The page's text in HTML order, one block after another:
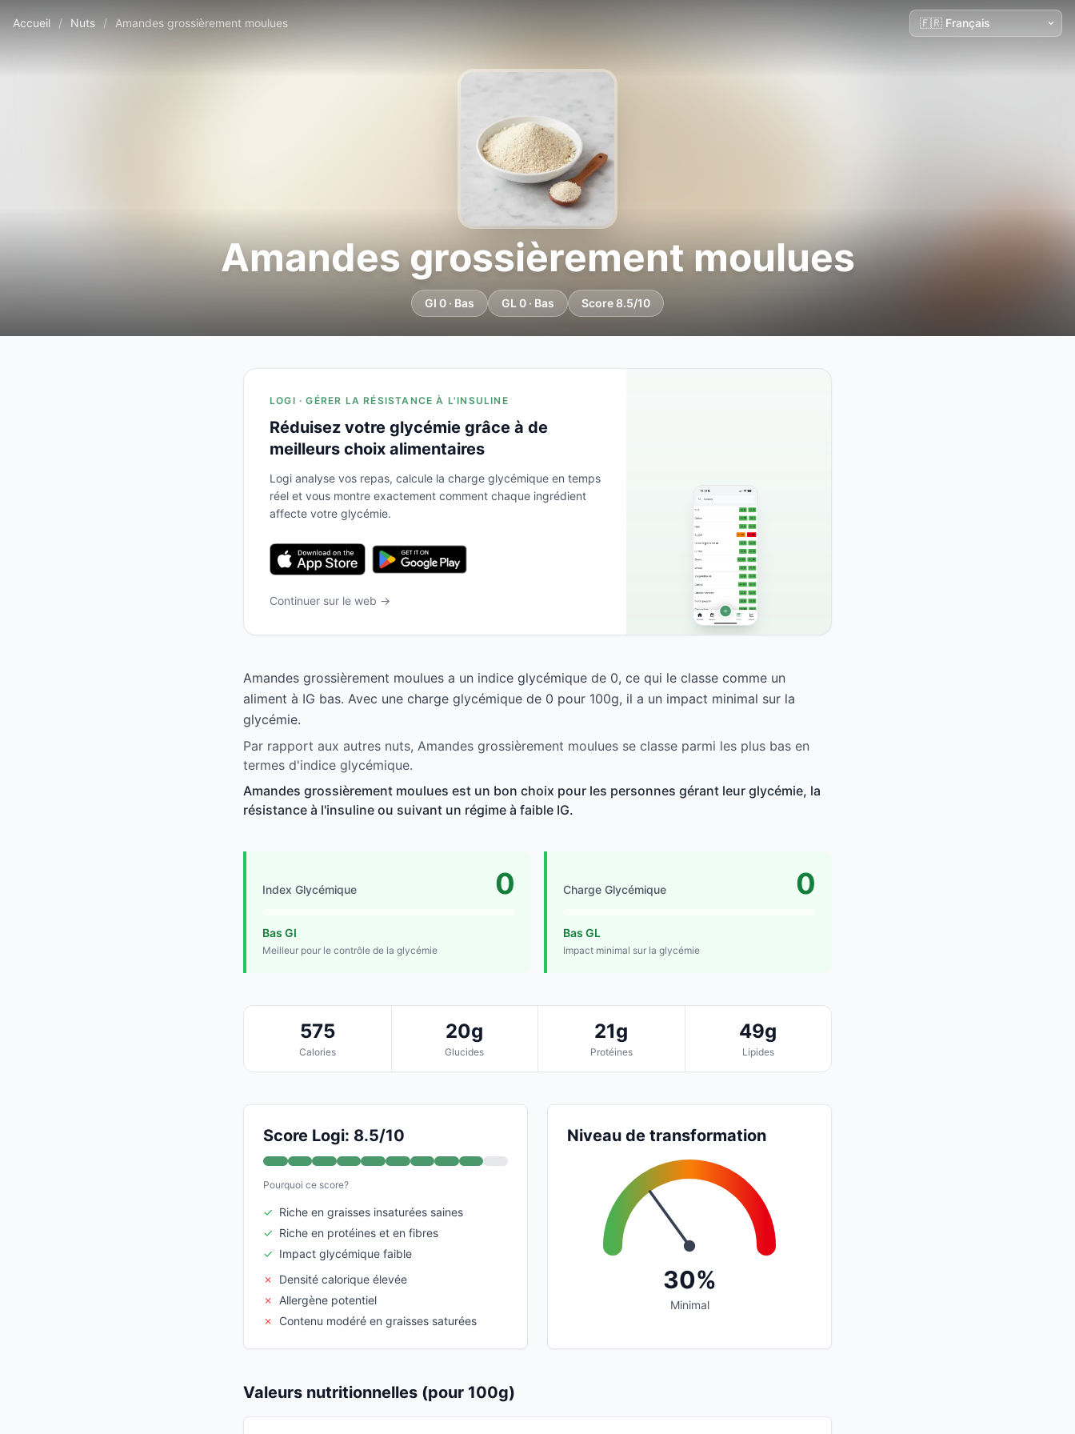
Accueil / Nuts / Amandes grossièrement moulues
Amandes grossièrement moulues
GI 0 · Bas GL 0 · Bas Score 8.5/10
LOGI · GÉRER LA RÉSISTANCE À L'INSULINE
Réduisez votre glycémie grâce à de
meilleurs choix alimentaires
Logi analyse vos repas, calcule la charge glycémique en temps
réel et vous montre exactement comment chaque ingrédient
affecte votre glycémie.
Continuer sur le web →
Amandes grossièrement moulues a un indice glycémique de 0, ce qui le classe comme un
aliment à IG bas. Avec une charge glycémique de 0 pour 100g, il a un impact minimal sur la
glycémie.
Par rapport aux autres nuts, Amandes grossièrement moulues se classe parmi les plus bas en
termes d'indice glycémique.
Amandes grossièrement moulues est un bon choix pour les personnes gérant leur glycémie, la
résistance à l'insuline ou suivant un régime à faible IG.
Index Glycémique 0
Bas GI
Meilleur pour le contrôle de la glycémie
Charge Glycémique 0
Bas GL
Impact minimal sur la glycémie
575
Calories
20g
Glucides
21g
Protéines
49g
Lipides
Score Logi: 8.5/10
Pourquoi ce score?
✓ Riche en graisses insaturées saines
✓ Riche en protéines et en fibres
✓ Impact glycémique faible
✗
Densité calorique élevée
✗
Allergène potentiel
✗
Contenu modéré en graisses saturées
Niveau de transformation
30%
Minimal
Valeurs nutritionnelles (pour 100g)